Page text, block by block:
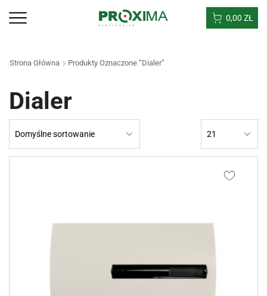
0,00 ZŁ
Strona Główna Produkty Oznaczone “Dialer”
Dialer